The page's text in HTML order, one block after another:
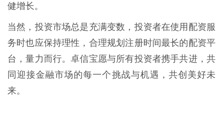
健增长。
当然，投资市场总是充满变数，投资者在使用配资服
务时也应保持理性，合理规划注册时间最长的配资平
台，量力而行。卓信宝愿与所有投资者携手共进，共
同迎接金融市场的每一个挑战与机遇，共创美好未
来。